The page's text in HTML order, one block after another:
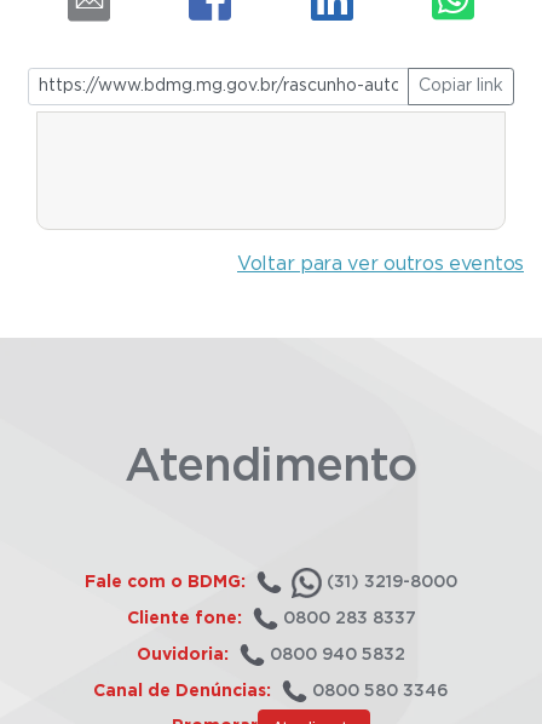
Copiar link
Voltar para ver outros eventos
Atendimento
Fale com o BDMG: (31) 3219-8000
Cliente fone: 0800 283 8337
Ouvidoria: 0800 940 5832
Canal de Denúncias: 0800 580 3346